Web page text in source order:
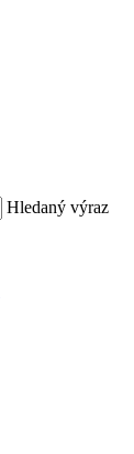
Hledaný výraz